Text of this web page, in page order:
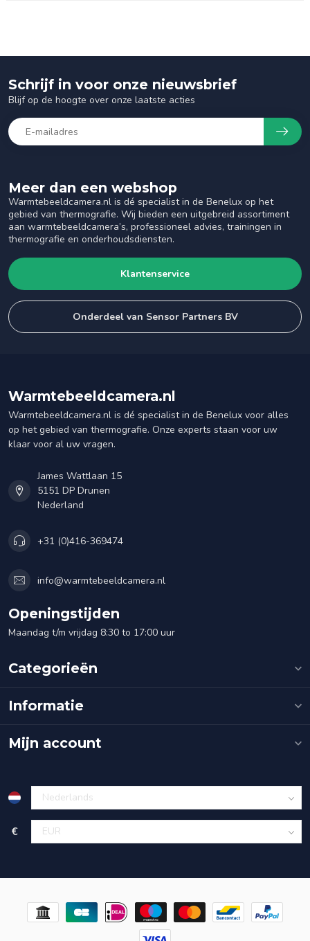
Meer dan een webshop
Warmtebeeldcamera.nl is dé specialist in de Benelux op het
gebied van thermografie. Wij bieden een uitgebreid assortiment
aan warmtebeeldcamera’s, professioneel advies, trainingen in
thermografie en onderhoudsdiensten.
Klantenservice
Onderdeel van Sensor Partners BV
Schrijf in voor onze nieuwsbrief
Blijf op de hoogte over onze laatste acties
Warmtebeeldcamera.nl
Warmtebeeldcamera.nl is dé specialist in de Benelux voor alles
op het gebied van thermografie. Onze experts staan voor uw
klaar voor al uw vragen.
James Wattlaan 15
5151 DP Drunen
Nederland
+31 (0)416-369474
info@warmtebeeldcamera.nl
Openingstijden
Maandag t/m vrijdag 8:30 to 17:00 uur
Categorieën
Informatie
Mijn account
€